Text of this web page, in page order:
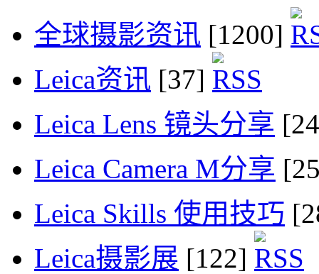
全球摄影资讯 [1200]
Leica资讯 [37]
Leica Lens 镜头分享
Leica Camera M分享
Leica Skills 使用技巧
Leica摄影展 [122]